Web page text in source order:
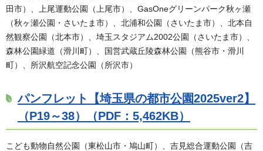
田市）、上尾運動公園（上尾市）、GasOneグリーンパーク秋ヶ瀬
（秋ヶ瀬公園・さいたま市）、北浦和公園（さいたま市）、北本自
然観察公園（北本市）、埼玉スタジアム2002公園（さいたま市）、
森林公園緑道（滑川町）、国営武蔵丘陵森林公園（熊谷市・滑川
町）、所沢航空記念公園（所沢市）
パンフレット【埼玉県の都市公園2025ver2】
（P19～38）（PDF：5,462KB）
こども動物自然公園（東松山市・鳩山町）、吉見総合運動公園（吉